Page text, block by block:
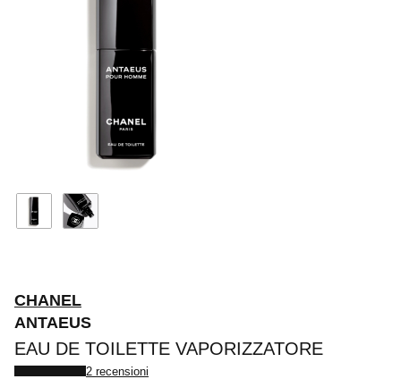
CHANEL
ANTAEUS
EAU DE TOILETTE VAPORIZZATORE
2 recensioni